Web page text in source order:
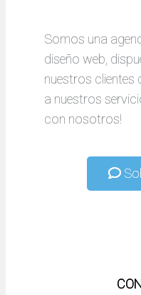
Somos una
diseño web,
nuestros clientes
a nuestros
con nosotros!